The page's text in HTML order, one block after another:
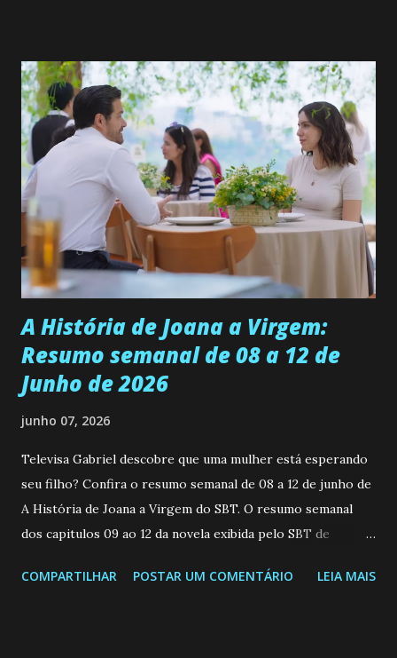
permanecer virgem até encontrar o homem que realmente
ama, o que não é fácil, já que dedica todas as suas energias a
se aprimorar, trabalhando, estudando e se orgulhando de
ser a primeira mulher da família a ingressar na
universidade. Ela tem uma personalidade muito alegre, é
muito madura para a idade, determinada, criativa e
empática. Detesta injustiças e é uma ótima amiga. Pode ser
teimosa e muito persistente quando decide fazer algo.
Durante um exame ginecológico, ela é inseminada por eng...
A História de Joana a Virgem:
Resumo semanal de 08 a 12 de
Junho de 2026
junho 07, 2026
Televisa Gabriel descobre que uma mulher está esperando
seu filho? Confira o resumo semanal de 08 a 12 de junho de
A História de Joana a Virgem do SBT. O resumo semanal
dos capitulos 09 ao 12 da novela exibida pelo SBT de
a Programação Semanal do SBT de 08/06/26 a 14/06/26
COMPARTILHAR POSTAR UM COMENTÁRIO LEIA MAIS